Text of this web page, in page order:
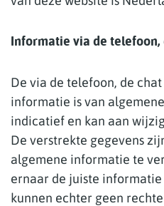
Informatie via de
De via de telefoon, de
informatie is van
indicatief en kan aan
De verstrekte gegevens
algemene informatie te
ernaar de juiste
kunnen echter geen